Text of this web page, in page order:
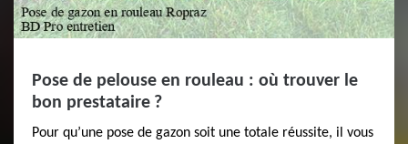
Pose de pelouse en rouleau : où trouver le
bon prestataire ?
Pour qu’une pose de gazon soit une totale réussite, il vous